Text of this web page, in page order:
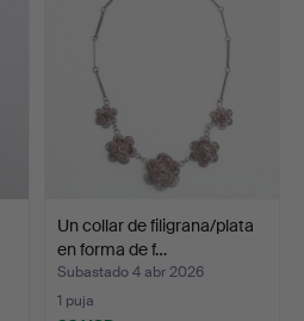
Un collar de filigrana/plata
en forma de f…
Subastado 4 abr 2026
1 puja